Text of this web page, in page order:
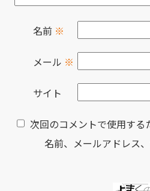
名前 ※
メール ※
サイト
次回のコメントで使用する
名前、メールアドレス